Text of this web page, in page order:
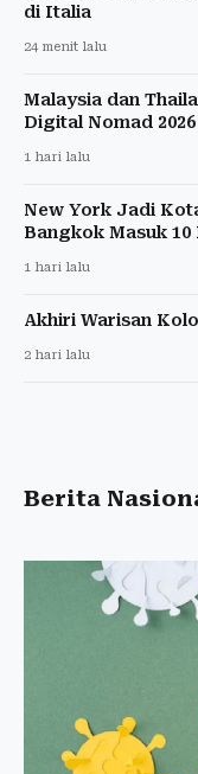
di Italia
24 menit lalu
Malaysia dan
Digital Nomad 2026
1 hari lalu
New York Jadi
Bangkok Masuk 10
1 hari lalu
Akhiri Warisan
2 hari lalu
Berita